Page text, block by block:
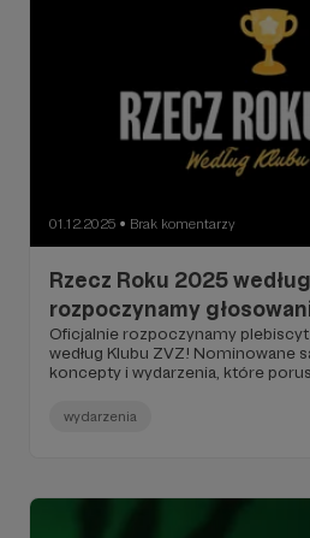
01.12.2025 ● Brak komentarzy
Rzecz Roku 2025
rozpoczynamy
Oficjalnie rozpoczynamy
według Klubu ZVZ! Nominowane
koncepty i wydarzenia, które
wydarzenia